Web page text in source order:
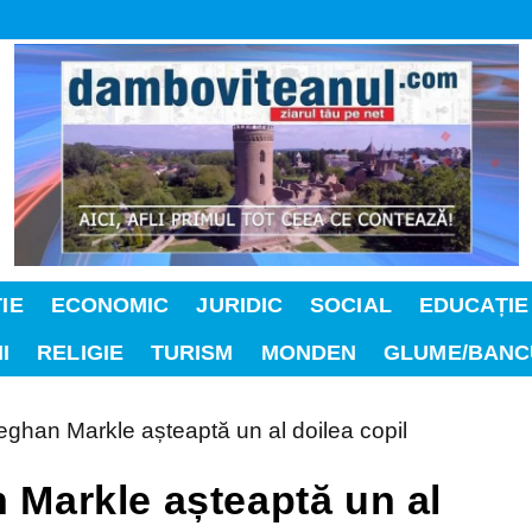
ECONOMIC JURIDIC SOCIAL
EDUCAȚIE
RELIGIE TURISM MONDEN GLUME/
așteaptă un al